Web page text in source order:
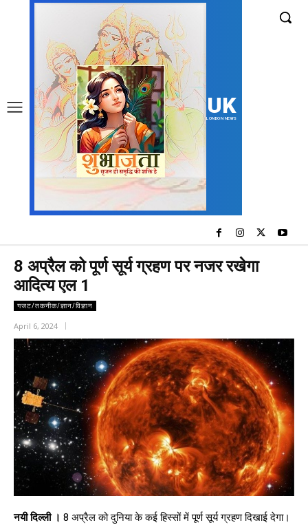
UK
LONDON NEWS
8 अप्रैल को पूर्ण सूर्य ग्रहण पर नजर रखेगा
आदित्य एल 1
गजट/तकनीक/ज्ञान/विज्ञान
April 6, 2024
नयी दिल्‍ली । 8 अप्रैल को दुनिया के कई हिस्‍सों में पूर्ण सूर्य ग्रहण दिखाई देगा।